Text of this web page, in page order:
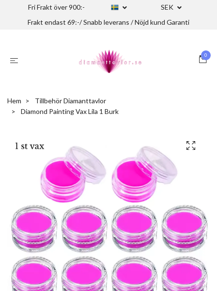
Fri Frakt över 900:-
SEK
Frakt endast 69:-/ Snabb leverans / Nöjd kund Garanti
0
Hem
Tillbehör Diamanttavlor
Diamond Painting Vax Lila 1 Burk